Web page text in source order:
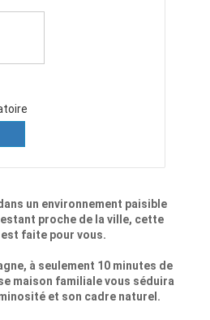
un environnement paisible
proche de la ville, cette
faite pour vous.
à seulement 10 minutes de
maison familiale vous séduira
et son cadre naturel.